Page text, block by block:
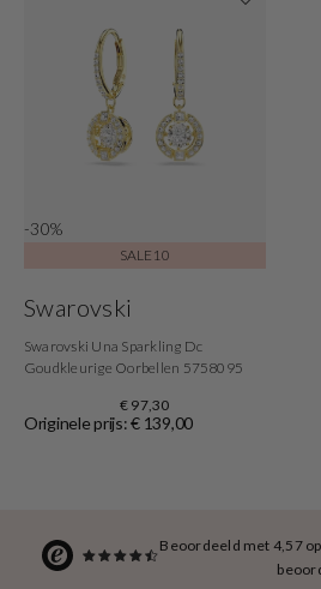
Beoordeeld met 4,57
-30%
SALE10
Swarovski
Swarovski Una Sparkling Dc
Goudkleurige Oorbellen 5758095
€ 97,30
Originele prijs: € 139,00